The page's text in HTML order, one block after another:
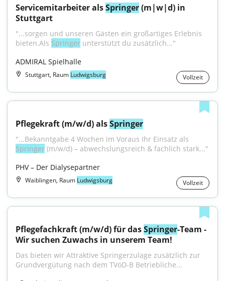
Servicemitarbeiter als Springer (m|w|d) in
Stuttgart
"...sorgen und unseren Gästen ein großartiges Erlebnis
bieten.Als Springer unterstützt du zusätzlich..."
ADMIRAL Spielhalle
Stuttgart, Raum Ludwigsburg Vollzeit
Pflegekraft (m/w/d) als Springer
Springer (m/w/d) – abwechslungsreich & fachlich stark..."
PHV – Der Dialysepartner
Waiblingen, Raum Ludwigsburg Vollzeit
Pflegefachkraft (m/w/d) für das Springer-Team -
Wir suchen Zuwachs in unserem Team!
Das bieten wir Attraktive Springerzulage zusätzlich zur
Grundvergütung nach dem TVöD-B Betriebliche...